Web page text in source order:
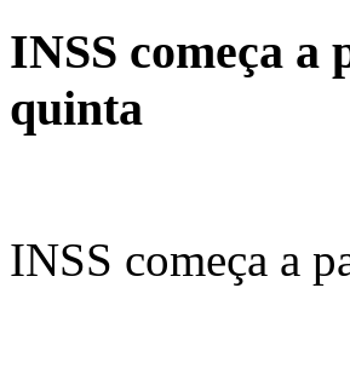
INSS começa a
quinta
INSS começa a